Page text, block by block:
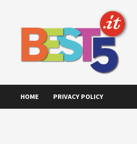
HOME PRIVACY POLICY